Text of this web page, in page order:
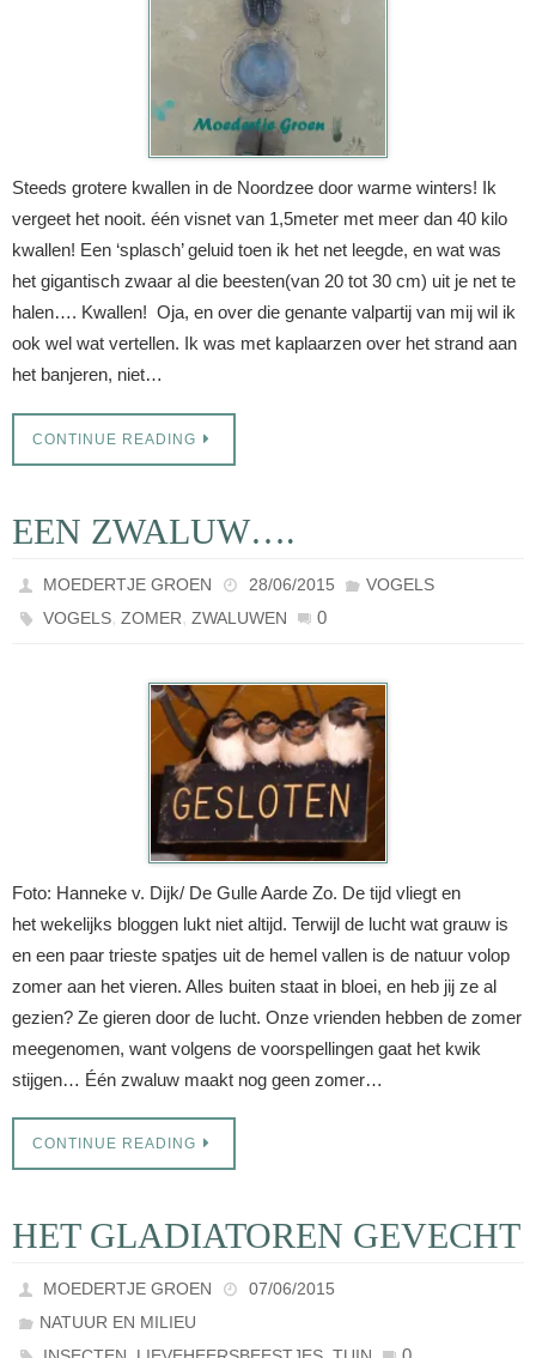
Steeds grotere kwallen in de Noordzee door warme winters! Ik
vergeet het nooit. één visnet van 1,5meter met meer dan 40 kilo
kwallen! Een ‘splasch’ geluid toen ik het net leegde, en wat was
het gigantisch zwaar al die beesten(van 20 tot 30 cm) uit je net te
halen…. Kwallen! Oja, en over die genante valpartij van mij wil ik
ook wel wat vertellen. Ik was met kaplaarzen over het strand aan
het banjeren, niet…
CONTINUE READING
EEN ZWALUW….
MOEDERTJE GROEN 28/06/2015
VOGELS
VOGELS,ZOMER,ZWALUWEN 0
Foto: Hanneke v. Dijk/ De Gulle Aarde Zo. De tijd vliegt en
het wekelijks bloggen lukt niet altijd. Terwijl de lucht wat grauw is
en een paar trieste spatjes uit de hemel vallen is de natuur volop
zomer aan het vieren. Alles buiten staat in bloei, en heb jij ze al
gezien? Ze gieren door de lucht. Onze vrienden hebben de zomer
meegenomen, want volgens de voorspellingen gaat het kwik
stijgen… Één zwaluw maakt nog geen zomer…
CONTINUE READING
HET GLADIATOREN GEVECHT
MOEDERTJE GROEN
07/06/2015
NATUUR EN MILIEU